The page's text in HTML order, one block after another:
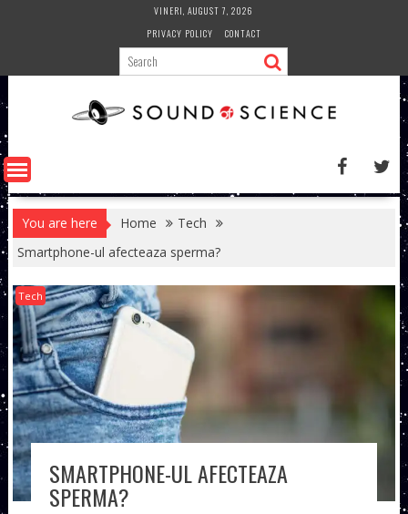
VINERI, AUGUST 7, 2026
PRIVACY POLICY
CONTACT
You are here Home
Tech
Smartphone-ul afecteaza sperma?
Tech
SMARTPHONE-UL AFECTEAZA
SPERMA?